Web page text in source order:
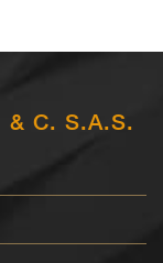
& C. S.A.S.